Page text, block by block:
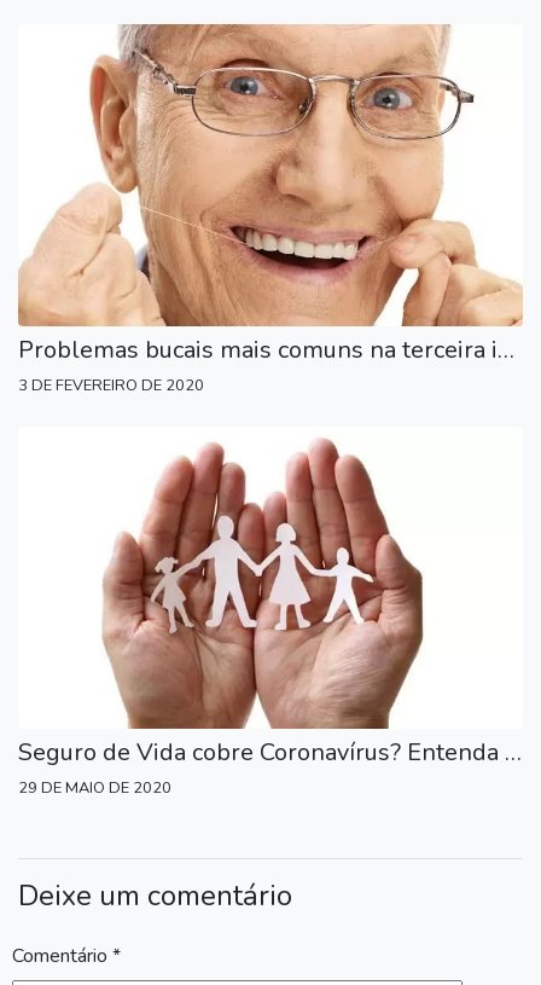
Problemas bucais mais comuns na terceira idade
3 DE FEVEREIRO DE 2020
Seguro de Vida cobre Coronavírus? Entenda o Projeto de Lei 890/2020
29 DE MAIO DE 2020
Deixe um comentário
Comentário *